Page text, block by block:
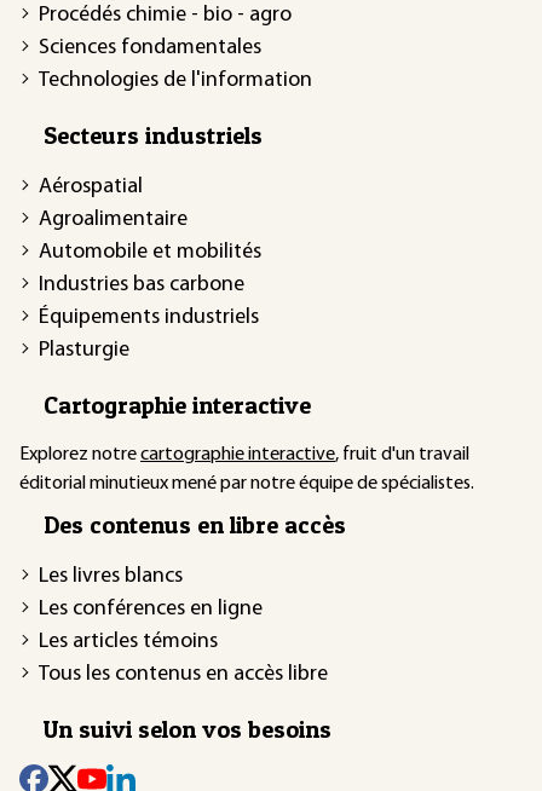
Procédés chimie - bio - agro
Sciences fondamentales
Technologies de l'information
Secteurs industriels
Aérospatial
Agroalimentaire
Automobile et mobilités
Industries bas carbone
Équipements industriels
Plasturgie
Cartographie interactive
Explorez notrecartographie interactive, fruit d'un travail
éditorial minutieux mené par notre équipe de spécialistes.
Des contenus en libre accès
Les livres blancs
Les conférences en ligne
Les articles témoins
Tous les contenus en accès libre
Un suivi selon vos besoins